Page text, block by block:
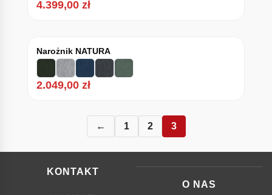
4.399,00 zł
Narożnik NATURA
2.049,00 zł
← 1 2 3
KONTAKT
O NAS